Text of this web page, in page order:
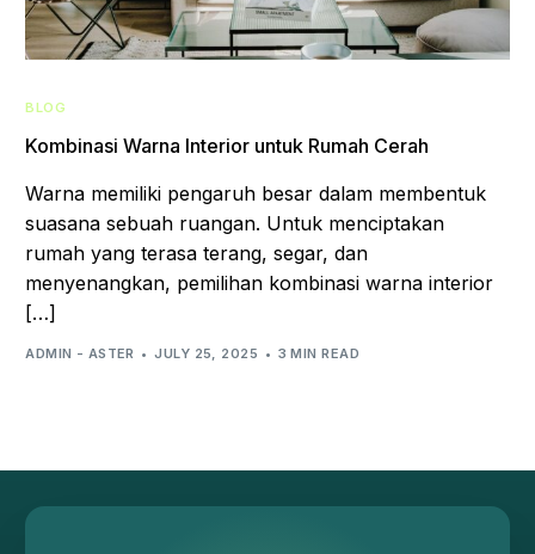
BLOG
Kombinasi Warna Interior untuk Rumah Cerah
Warna memiliki pengaruh besar dalam membentuk
suasana sebuah ruangan. Untuk menciptakan
rumah yang terasa terang, segar, dan
menyenangkan, pemilihan kombinasi warna interior
[…]
ADMIN - ASTER JULY 25, 2025 3 MIN READ